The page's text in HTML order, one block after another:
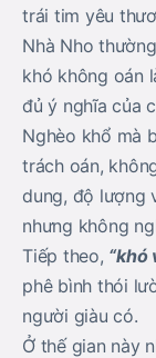
trái tim yêu
Nhà Nho
khó không oán
đủ ý nghĩa của
Nghèo khổ mà
trách oán,
dung, độ lượng
nhưng không
Tiếp theo, “khó
phê bình thói
người giàu có.
Ở thế gian này